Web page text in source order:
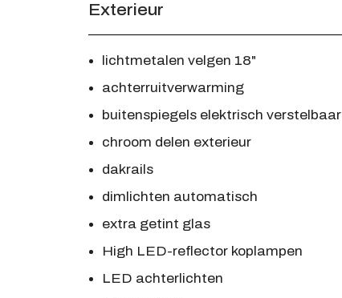
Exterieur
lichtmetalen velgen 18"
achterruitverwarming
buitenspiegels elektrisch verstelbaar
chroom delen exterieur
dakrails
dimlichten automatisch
extra getint glas
High LED-reflector koplampen
LED achterlichten